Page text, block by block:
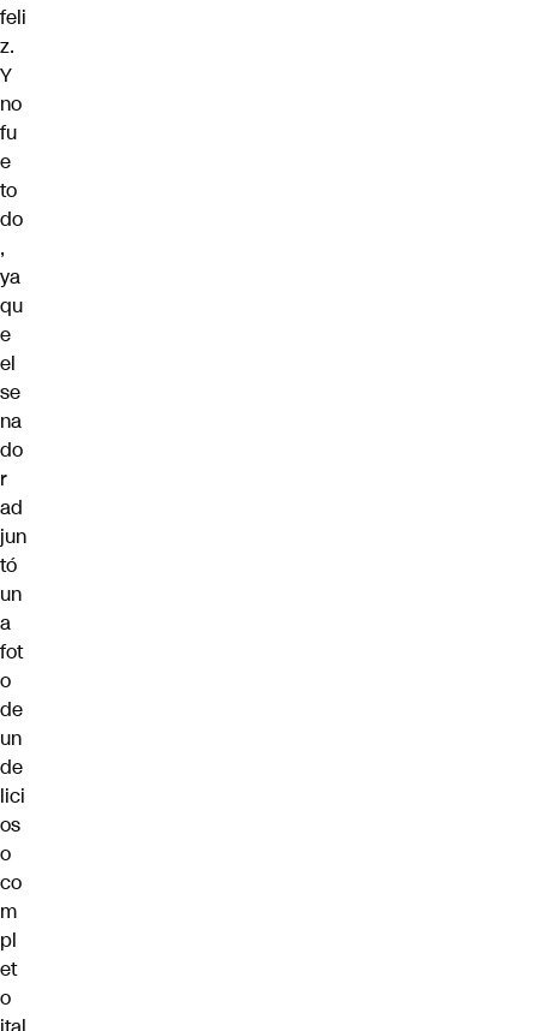
feli
z.
Y
no
fu
e
to
do
,
ya
qu
e
el
se
na
do
r
ad
jun
tó
un
a
fot
o
de
un
de
lici
os
o
co
m
pl
et
o